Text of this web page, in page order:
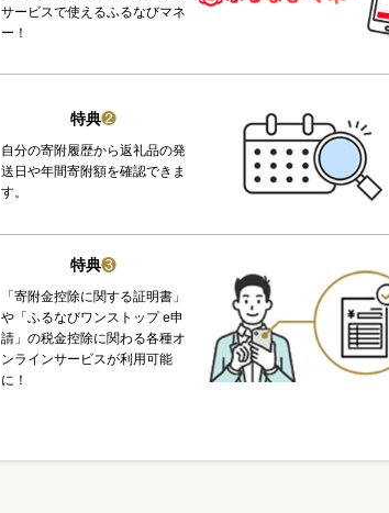
サービスで使えるふるなびマネ
ー！
特典❷
自分の寄附履歴から返礼品の発
送日や年間寄附額を確認できま
す。
特典❸
「寄附金控除に関する証明書」
や「ふるなびワンストップ e申
請」の税金控除に関わる各種オ
ンラインサービスが利用可能
に！